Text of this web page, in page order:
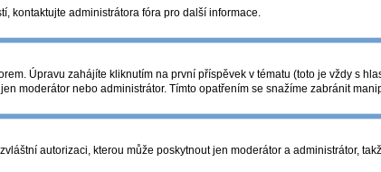
kontaktujte administrátora fóra pro další informace.
Úpravu zahájíte kliknutím na první příspěvek v tématu (toto je vždy s
moderátor nebo administrátor. Tímto opatřením se snažíme zabránit
autorizaci, kterou může poskytnout jen moderátor a administrátor,